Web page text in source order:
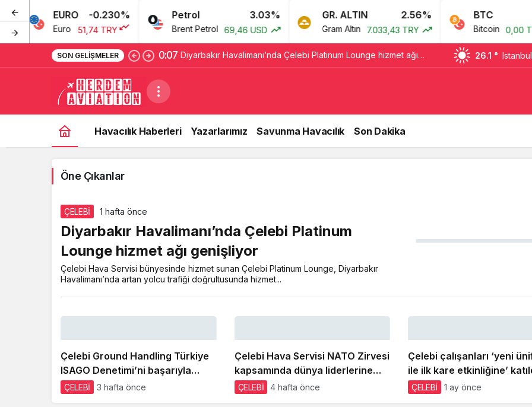
EURO -0.230%
Euro 51,74 TRY
Petrol 3.03%
Brent Petrol 69,46 USD
GR. ALTIN 2.56%
Gram Altın 7.033,43 TRY
BTC
Bitcoin 0,00 TRY
SON GELIŞMELER 0:07 Diyarbakır Havalimanı’nda Çelebi Platinum Lounge hizmet ağı 26.1 ° Istanbul
Havacılık Haberleri Yazarlarımız Savunma Havacılık Son Dakika
Öne Çıkanlar
ÇELEBİ 1 hafta önce
Diyarbakır Havalimanı’nda Çelebi Platinum
Lounge hizmet ağı genişliyor
Çelebi Hava Servisi bünyesinde hizmet sunan Çelebi Platinum Lounge, Diyarbakır
Havalimanı’nda artan yolcu trafiği doğrultusunda hizmet...
Çelebi Ground Handling Türkiye
ISAGO Denetimi’ni başarıyla
tamamladı
ÇELEBİ 3 hafta önce
Çelebi Hava Servisi NATO Zirvesi
kapsamında dünya liderlerine
yer hizmeti sundu
ÇELEBİ 4 hafta önce
Çelebi çalışanları ‘yeni
ile ilk kare etkinliğine’
ÇELEBİ 1 ay önce